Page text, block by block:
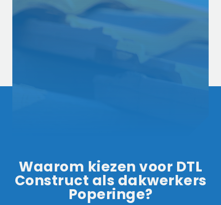
Waarom kiezen voor DTL
Construct als dakwerkers
Poperinge?